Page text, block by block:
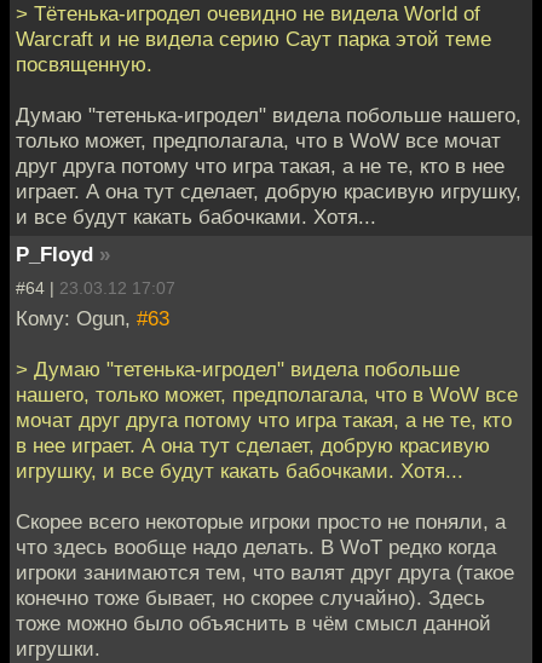
> Тётенька-игродел очевидно не видела World of
Warcraft и не видела серию Саут парка этой теме
посвященную.
Думаю "тетенька-игродел" видела побольше нашего,
только может, предполагала, что в WoW все мочат
друг друга потому что игра такая, а не те, кто в нее
играет. А она тут сделает, добрую красивую игрушку,
и все будут какать бабочками. Хотя...
P_Floyd »
#64 | 23.03.12 17:07
Кому: Ogun, #63
> Думаю "тетенька-игродел" видела побольше
нашего, только может, предполагала, что в WoW все
мочат друг друга потому что игра такая, а не те, кто
в нее играет. А она тут сделает, добрую красивую
игрушку, и все будут какать бабочками. Хотя...
Скорее всего некоторые игроки просто не поняли, а
что здесь вообще надо делать. В WoT редко когда
игроки занимаются тем, что валят друг друга (такое
конечно тоже бывает, но скорее случайно). Здесь
тоже можно было объяснить в чём смысл данной
игрушки.